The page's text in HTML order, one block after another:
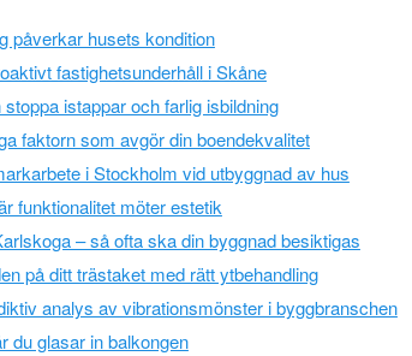
påverkar husets kondition
fastighetsunderhåll i Skåne
istappar och farlig isbildning
faktorn som avgör din boendekvalitet
i Stockholm vid utbyggnad av hus
funktionalitet möter estetik
– så ofta ska din byggnad besiktigas
på ditt trästaket med rätt ytbehandling
analys av vibrationsmönster i byggbranschen
du glasar in balkongen